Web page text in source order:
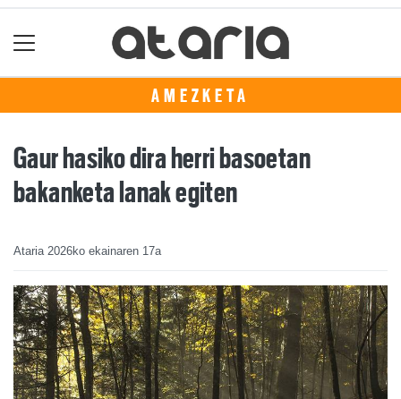
AMEZKETA
Gaur hasiko dira herri basoetan
bakanketa lanak egiten
Ataria 2026ko ekainaren 17a